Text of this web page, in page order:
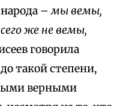
–мы вемы,
же не вемы,
говорила
такой степени,
верными